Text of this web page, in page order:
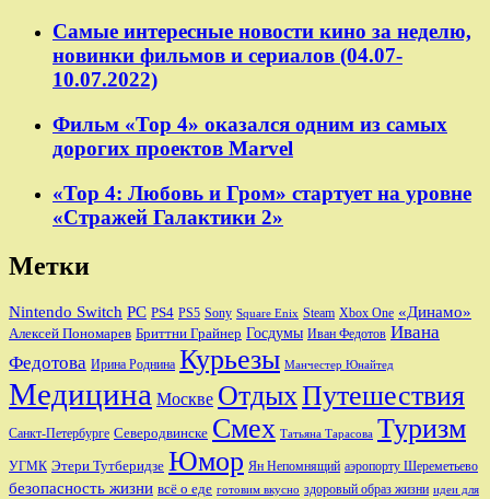
Самые интересные новости кино за неделю,
новинки фильмов и сериалов (04.07-
10.07.2022)
Фильм «Тор 4» оказался одним из самых
дорогих проектов Marvel
«Тор 4: Любовь и Гром» стартует на уровне
«Стражей Галактики 2»
Метки
Nintendo Switch PC PS4 PS5 Sony Square Enix Steam Xbox One «Динамо»
Алексей Пономарев Бриттни Грайнер Госдумы Иван Федотов Ивана
Федотова Ирина Роднина Курьезы Манчестер Юнайтед
Медицина Москве ОтдыхПутешествия
Санкт-Петербурге Северодвинске Смех Татьяна Тарасова Туризм
УГМК Этери Тутберидзе Юмор Ян Непомнящий аэропорту Шереметьево
безопасность жизни всё о еде готовим вкусно здоровый образ жизни идеи для